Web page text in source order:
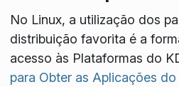
No Linux, a utilização dos
distribuição favorita é a
acesso às Plataformas do
para Obter as Aplicações do